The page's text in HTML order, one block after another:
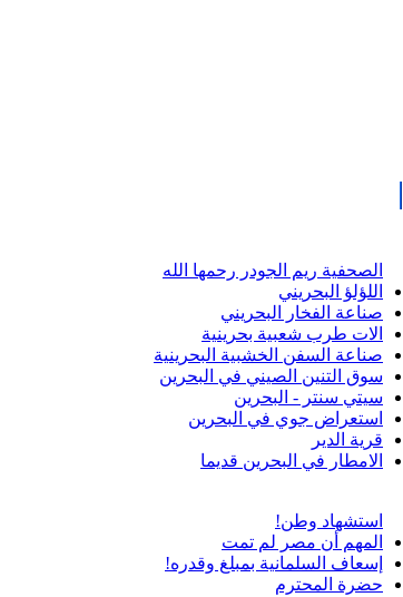
الصحفية ريم الجودر رحمها الله
اللؤلؤ البحريني
صناعة الفخار البحريني
الات طرب شعبية بحرينية
صناعة السفن الخشبية البحرينية
سوق التنين الصيني في البحرين
سيتي سنتر - البحرين
استعراض جوي في البحرين
قرية الدير
الامطار في البحرين قديما
استشهاد وطن!
المهم أن مصر لم تمت
إسعاف السلمانية بمبلغ وقدره!
حضرة المحترم